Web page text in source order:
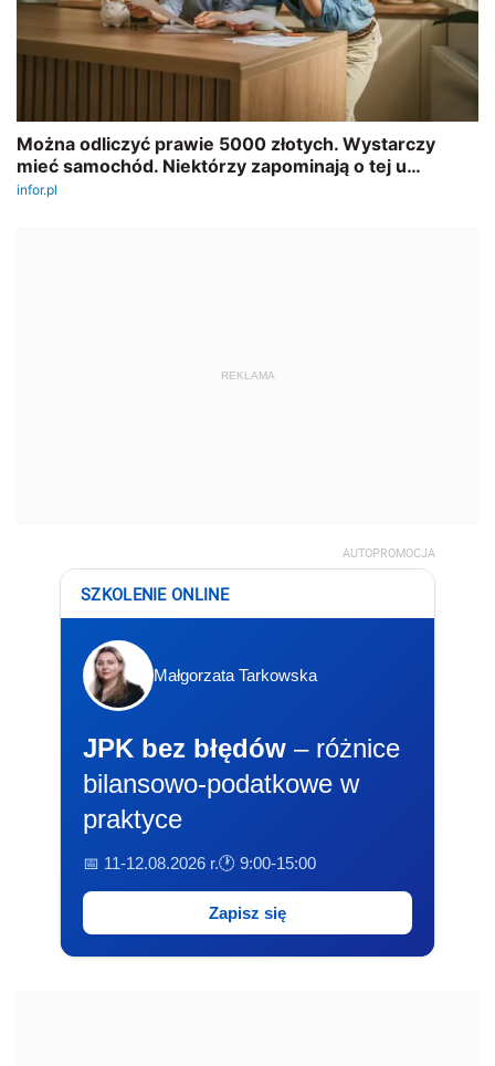
REKLAMA
AUTOPROMOCJA
SZKOLENIE ONLINE
Małgorzata Tarkowska
JPK bez błędów – różnice
bilansowo-podatkowe w
praktyce
📅 11-12.08.2026 r.🕐 9:00-15:00
Zapisz się